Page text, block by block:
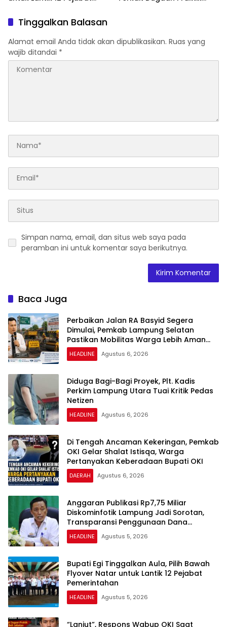
Tinggalkan Balasan
Alamat email Anda tidak akan dipublikasikan. Ruas yang
wajib ditandai *
Simpan nama, email, dan situs web saya pada
peramban ini untuk komentar saya berikutnya.
Baca Juga
Perbaikan Jalan RA Basyid Segera
Dimulai, Pemkab Lampung Selatan
Pastikan Mobilitas Warga Lebih Aman
dan Nyaman
HEADLINE Agustus 6, 2026
Diduga Bagi-Bagi Proyek, Plt. Kadis
Perkim Lampung Utara Tuai Kritik Pedas
Netizen
HEADLINE Agustus 6, 2026
Di Tengah Ancaman Kekeringan, Pemkab
OKI Gelar Shalat Istisqa, Warga
Pertanyakan Keberadaan Bupati OKI
DAERAH Agustus 6, 2026
Anggaran Publikasi Rp7,75 Miliar
Diskominfotik Lampung Jadi Sorotan,
Transparansi Penggunaan Dana
Dipertanyakan
HEADLINE Agustus 5, 2026
Bupati Egi Tinggalkan Aula, Pilih Bawah
Flyover Natar untuk Lantik 12 Pejabat
Pemerintahan
HEADLINE Agustus 5, 2026
“Lanjut”, Respons Wabup OKI Saat